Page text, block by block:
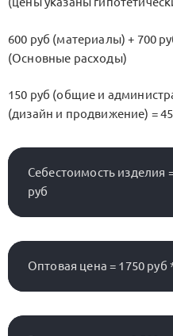
600 руб (материалы) + 700
(Основные расходы)
150 руб (общие и
(дизайн и продвижение) =
Себестоимость изделия